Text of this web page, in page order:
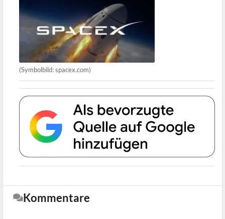
(Symbolbild: spacex.com)
Kommentare